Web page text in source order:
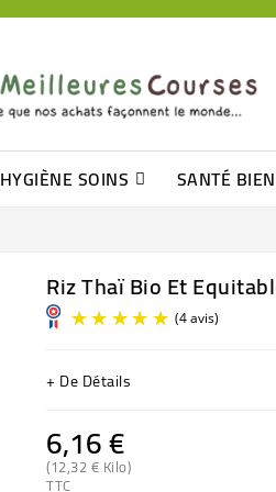
HYGIÈNE SOINS SANTÉ
Riz Thaï Bio Et
+ De Détails
6,16 €
(12,32 € Kilo)
TTC